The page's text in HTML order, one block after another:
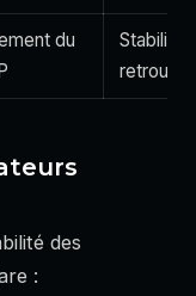
du
Stabilité
des
: